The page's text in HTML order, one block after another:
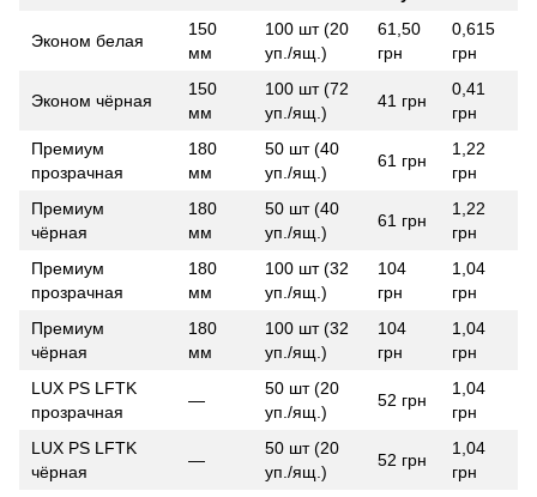
Эконом белая
150
мм
100 шт (20
уп./ящ.)
61,50
грн
0,615
грн
Эконом чёрная
150
мм
100 шт (72
уп./ящ.)
41 грн
0,41
грн
Премиум
прозрачная
180
мм
50 шт (40
уп./ящ.)
61 грн
1,22
грн
Премиум
чёрная
180
мм
50 шт (40
уп./ящ.)
61 грн
1,22
грн
Премиум
прозрачная
180
мм
100 шт (32
уп./ящ.)
104
грн
1,04
грн
Премиум
чёрная
180
мм
100 шт (32
уп./ящ.)
104
грн
1,04
грн
LUX PS LFTK
прозрачная
—
50 шт (20
уп./ящ.)
52 грн
1,04
грн
LUX PS LFTK
чёрная
—
50 шт (20
уп./ящ.)
52 грн
1,04
грн